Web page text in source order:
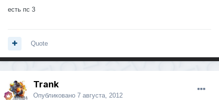
есть пс 3
Quote
Trank
Опубликовано 7 августа, 2012